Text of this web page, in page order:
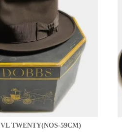
TWENTY(NOS-59CM)